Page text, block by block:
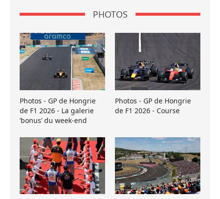
PHOTOS
Photos - GP de Hongrie
de F1 2026 - La galerie
’bonus’ du week-end
Photos - GP de Hongrie
de F1 2026 - Course